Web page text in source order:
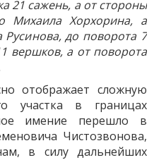
21 сажень, а от стороны
Михаила Хорхорина, а
до поворота 7
вершков, а от поворота
отображает сложную
участка в границах
имение перешло в
Чистозвонова,
в силу дальнейших